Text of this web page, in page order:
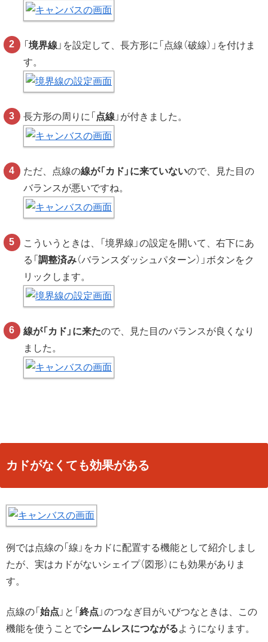
「境界線 」を設定して、長方形に「点線（破線）」を付けま
す。
長方形の周りに「 点線 」が付きました。
ただ、点線の線が「カド」に来ていないので、見た目の
バランスが悪いですね。
こういうときは、「境界線」の設定を開いて、右下にあ
る「調整済み（バランスダッシュパターン）」ボタンをク
リックします。
線が「カド」に来たので、見た目のバランスが良くなり
ました。
カドがなくても効果がある
例では点線の「線」をカドに配置する機能として紹介しまし
たが、実はカドがないシェイプ（図形）にも効果がありま
す。
点線の「 始点 」と「 終点 」のつなぎ目がいびつなときは、この
機能を使うことでシームレスにつながるようになります。